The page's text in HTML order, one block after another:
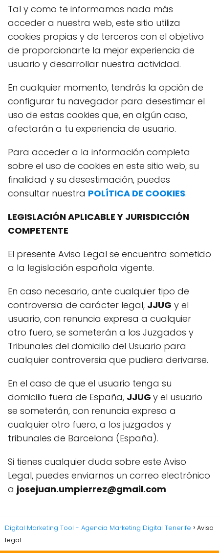
Tal y como te informamos nada más
acceder a nuestra web, este sitio utiliza
cookies propias y de terceros con el objetivo
de proporcionarte la mejor experiencia de
usuario y desarrollar nuestra actividad.
En cualquier momento, tendrás la opción de
configurar tu navegador para desestimar el
uso de estas cookies que, en algún caso,
afectarán a tu experiencia de usuario.
Para acceder a la información completa
sobre el uso de cookies en este sitio web, su
finalidad y su desestimación, puedes
consultar nuestra POLÍTICA DE COOKIES.
LEGISLACIÓN APLICABLE Y JURISDICCIÓN
COMPETENTE
El presente Aviso Legal se encuentra sometido
a la legislación española vigente.
En caso necesario, ante cualquier tipo de
controversia de carácter legal, JJUG y el
usuario, con renuncia expresa a cualquier
otro fuero, se someterán a los Juzgados y
Tribunales del domicilio del Usuario para
cualquier controversia que pudiera derivarse.
En el caso de que el usuario tenga su
domicilio fuera de España, JJUG y el usuario
se someterán, con renuncia expresa a
cualquier otro fuero, a los juzgados y
tribunales de Barcelona (España).
Si tienes cualquier duda sobre este Aviso
Legal, puedes enviarnos un correo electrónico
a josejuan.umpierrez@gmail.com
Digital Marketing Tool - Agencia Marketing Digital Tenerife
Aviso
legal